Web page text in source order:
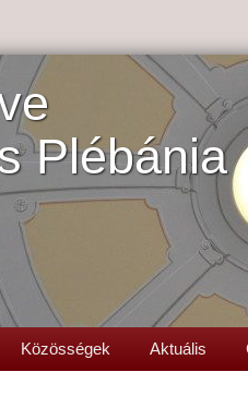
Plébánia
Közösségek Aktuális